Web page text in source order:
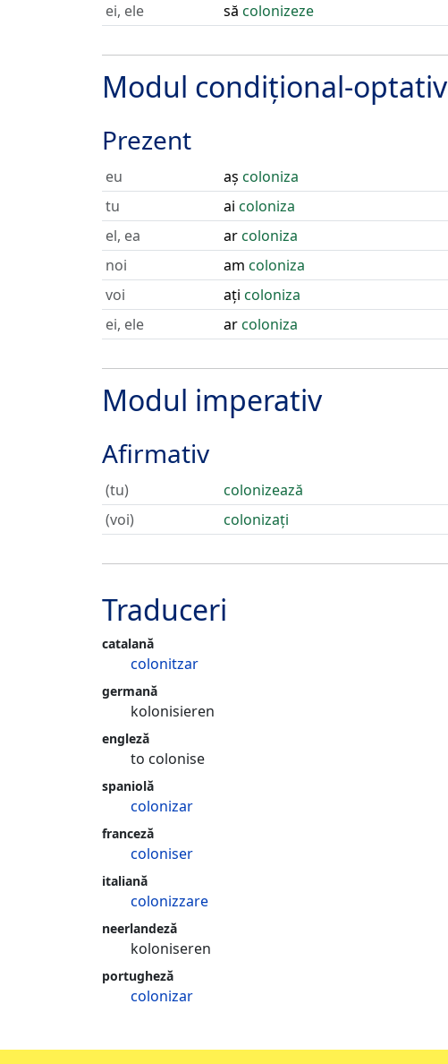
ei, ele
să colonizeze
Modul condițional-optativ
Prezent
eu aș coloniza
tu
ai coloniza
el, ea
arcoloniza
noi
am coloniza
voi
ați coloniza
ei, ele
arcoloniza
Modul imperativ
Afirmativ
(tu)
colonizează
(voi)
colonizați
Traduceri
catalană
colonitzar
germană
kolonisieren
engleză
to colonise
spaniolă
colonizar
franceză
coloniser
italiană
colonizzare
neerlandeză
koloniseren
portugheză
colonizar